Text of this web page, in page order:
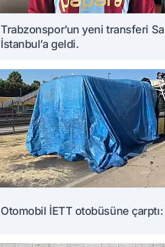
Trabzonspor’un yeni transferi
İstanbul’a geldi.
Otomobil İETT otobüsüne